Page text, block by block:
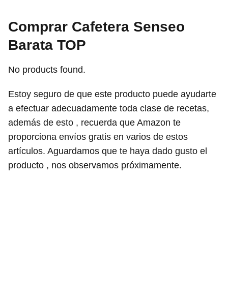
Comprar Cafetera Senseo
Barata TOP
No products found.
Estoy seguro de que este producto puede ayudarte
a efectuar adecuadamente toda clase de recetas,
además de esto , recuerda que Amazon te
proporciona envíos gratis en varios de estos
artículos. Aguardamos que te haya dado gusto el
producto , nos observamos próximamente.